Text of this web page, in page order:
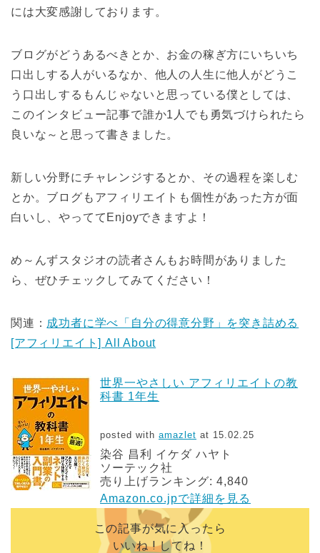
には大変感謝しております。
ブログがどうあるべきとか、お金の稼ぎ方にいちいち
口出しする人がいるなか、他人の人生に他人がどうこ
う口出しするもんじゃないと思っている僕としては、
このインタビュー記事で誰か1人でも勇気づけられたら
良いな～と思って書きました。
新しい分野にチャレンジするとか、その過程を楽しむ
とか。ブログもアフィリエイトも個性があった方が面
白いし、やっててEnjoyできますよ！
め～んずスタジオの読者さんもお時間がありました
ら、ぜひチェックしてみてください！
関連： 成功者に学べ「自分の得意分野」を突き詰める
[アフィリエイト] All About
世界一やさしい アフィリエイトの教
科書 1年生
posted with amazlet at 15.02.25
染谷 昌利 イケダ ハヤト
ソーテック社
売り上げランキング: 4,840
Amazon.co.jpで詳細を見る
この記事が気に入ったら
いいね ! してね！